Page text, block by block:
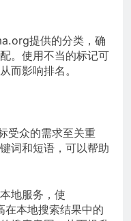
提供的分类，确
。使用不当的标记可
而影响排名。
受众的需求至关重
词和短语，可以帮助
地服务，使
在本地搜索结果中的